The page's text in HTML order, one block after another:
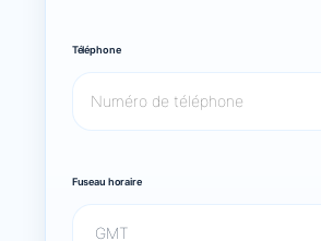
Téléphone
Fuseau horaire